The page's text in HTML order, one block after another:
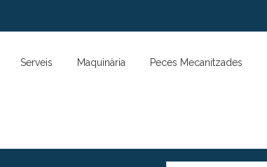
Serveis Maquinària Peces Mecanitzades